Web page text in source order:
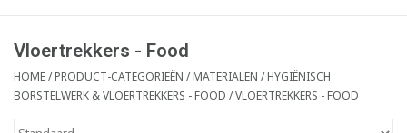
Klantenservice
Blog
Vloertrekkers - Food
HOME/PRODUCT-CATEGORIEËN /MATERIALEN /HYGIËNISCH
BORSTELWERK & VLOERTREKKERS - FOOD /VLOERTREKKERS - FOOD